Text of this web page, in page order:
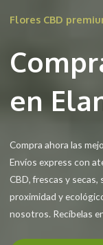
Flores CBD
en
Compra ahora las
Envíos express con
CBD, frescas y
proximidad y
nosotros. Recíbelas